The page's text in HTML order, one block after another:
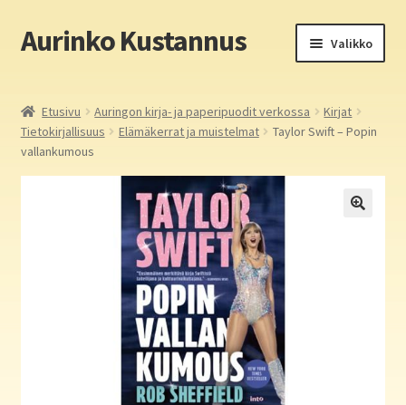
Siirry
navigointiin
Siirry
sisältöön
Aurinko Kustannus Valikko
Yritys
Aurinko Kustannus: kirjat
Auringon kirja- ja paperipuodit verkossa
Etusivu Auringon kirja- ja paperipuodit verkossa
Kirjat
Tietokirjallisuus
Elämäkerrat ja muistelmat
Taylor Swift – Popin
vallankumous